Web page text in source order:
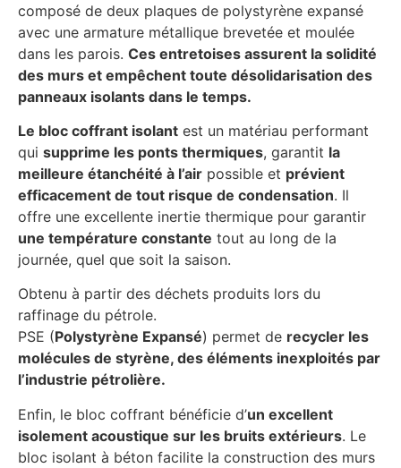
composé de deux plaques de polystyrène expansé
avec une armature métallique brevetée et moulée
dans les parois. Ces entretoises assurent la solidité
des murs et empêchent toute désolidarisation des
panneaux isolants dans le temps.
Le bloc coffrant isolant est un matériau performant
qui supprime les ponts thermiques, garantit la
meilleure étanchéité à l’air possible et prévient
efficacement de tout risque de condensation. Il
offre une excellente inertie thermique pour garantir
une température constante tout au long de la
journée, quel que soit la saison.
Obtenu à partir des déchets produits lors du
raffinage du pétrole.
PSE (Polystyrène Expansé) permet de recycler les
molécules de styrène, des éléments inexploités par
l’industrie pétrolière.
Enfin, le bloc coffrant bénéficie d’un excellent
isolement acoustique sur les bruits extérieurs. Le
bloc isolant à béton facilite la construction des murs